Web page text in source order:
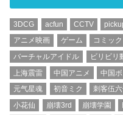
3DCG acfun CCTV
アニメ映画
ゲーム コミック
バーチャルアイドル
ビリビリ
上海震雷
中国アニメ 中国
元气星魂
初音ミク 刺客伍
小花仙
崩壊3rd 崩壊学園